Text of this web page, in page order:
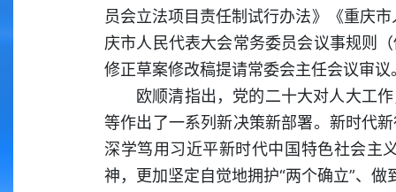
员会立法项目责任制试行办法》《重庆
庆市人民代表大会常务委员会议事规则
修正草案修改稿提请常委会主任会议审议
欧顺清指出，党的二十大对人大工
等作出了一系列新决策新部署。新时代
深学笃用习近平新时代中国特色社会主
神，更加坚定自觉地拥护“两个确立”、